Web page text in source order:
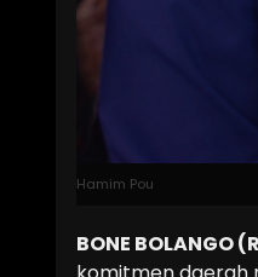
Hamim Pou
BONE BOLANGO